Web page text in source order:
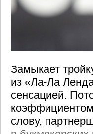
Замыкает
из «Ла-Ла
сенсацией.
коэффициентом
слову,